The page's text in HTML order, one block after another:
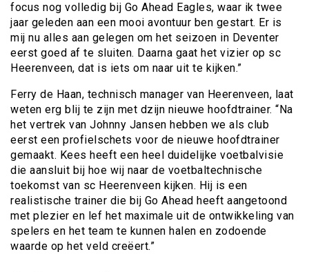
focus nog volledig bij Go Ahead Eagles, waar ik twee
jaar geleden aan een mooi avontuur ben gestart. Er is
mij nu alles aan gelegen om het seizoen in Deventer
eerst goed af te sluiten. Daarna gaat het vizier op sc
Heerenveen, dat is iets om naar uit te kijken.”
Ferry de Haan, technisch manager van Heerenveen, laat
weten erg blij te zijn met dzijn nieuwe hoofdtrainer. “Na
het vertrek van Johnny Jansen hebben we als club
eerst een profielschets voor de nieuwe hoofdtrainer
gemaakt. Kees heeft een heel duidelijke voetbalvisie
die aansluit bij hoe wij naar de voetbaltechnische
toekomst van sc Heerenveen kijken. Hij is een
realistische trainer die bij Go Ahead heeft aangetoond
met plezier en lef het maximale uit de ontwikkeling van
spelers en het team te kunnen halen en zodoende
waarde op het veld creëert.”